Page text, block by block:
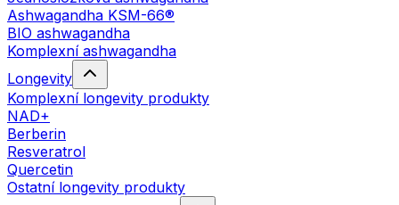
Ashwagandha KSM-66®
BIO ashwagandha
Komplexní ashwagandha
Longevity
Komplexní longevity produkty
NAD+
Berberin
Resveratrol
Quercetin
Ostatní longevity produkty